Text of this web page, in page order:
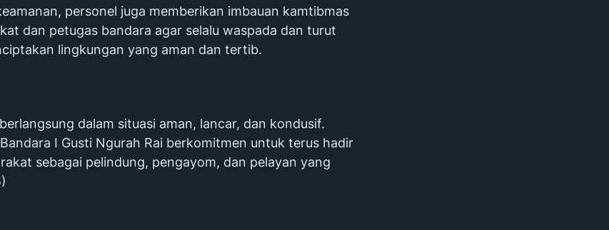
personel juga memberikan imbauan kamtibmas
dan petugas bandara agar selalu waspada dan turut
lingkungan yang aman dan tertib.
dalam situasi aman, lancar, dan kondusif.
I Gusti Ngurah Rai berkomitmen untuk terus hadir
sebagai pelindung, pengayom, dan pelayan yang